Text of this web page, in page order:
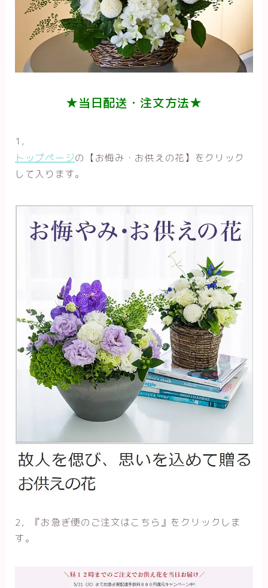
★当日配送・注文方法★
1，
トップページの【お悔み・お供えの花】をクリック
して入ります。
2，『お急ぎ便のご注文はこちら 』をクリックしま
す。